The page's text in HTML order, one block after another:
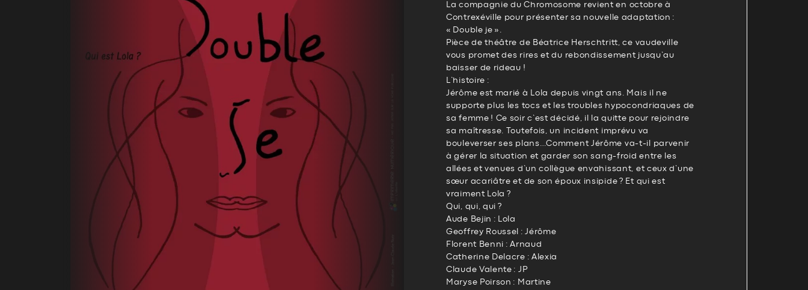
La compagnie du Chromosome revient en octobre à
Contrexéville pour présenter sa nouvelle adaptation :
« Double je ».
Pièce de théâtre de Béatrice Herschtritt, ce vaudeville
vous promet des rires et du rebondissement jusqu’au
baisser de rideau !
L’histoire :
Jérôme est marié à Lola depuis vingt ans. Mais il ne
supporte plus les tocs et les troubles hypocondriaques de
sa femme ! Ce soir c’est décidé, il la quitte pour rejoindre
sa maîtresse. Toutefois, un incident imprévu va
bouleverser ses plans…Comment Jérôme va-t-il parvenir
à gérer la situation et garder son sang-froid entre les
allées et venues d’un collègue envahissant, et ceux d’une
sœur acariâtre et de son époux insipide ? Et qui est
vraiment Lola ?
Qui, qui, qui ?
Aude Bejin : Lola
Geoffrey Roussel : Jérôme
Florent Benni : Arnaud
Catherine Delacre : Alexia
Claude Valente : JP
Maryse Poirson : Martine